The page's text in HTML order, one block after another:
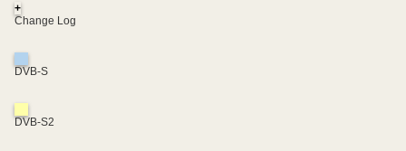
+
Change Log
DVB-S
DVB-S2